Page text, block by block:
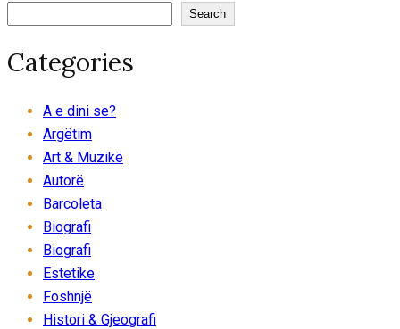
Search
Categories
A e dini se?
Argëtim
Art & Muzikë
Autorë
Barcoleta
Biografi
Biografi
Estetike
Foshnjë
Histori & Gjeografi